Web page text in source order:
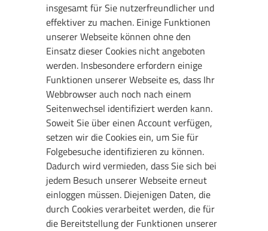
insgesamt für Sie nutzerfreundlicher und
effektiver zu machen. Einige Funktionen
unserer Webseite können ohne den
Einsatz dieser Cookies nicht angeboten
werden. Insbesondere erfordern einige
Funktionen unserer Webseite es, dass Ihr
Webbrowser auch noch nach einem
Seitenwechsel identifiziert werden kann.
Soweit Sie über einen Account verfügen,
setzen wir die Cookies ein, um Sie für
Folgebesuche identifizieren zu können.
Dadurch wird vermieden, dass Sie sich bei
jedem Besuch unserer Webseite erneut
einloggen müssen. Diejenigen Daten, die
durch Cookies verarbeitet werden, die für
die Bereitstellung der Funktionen unserer